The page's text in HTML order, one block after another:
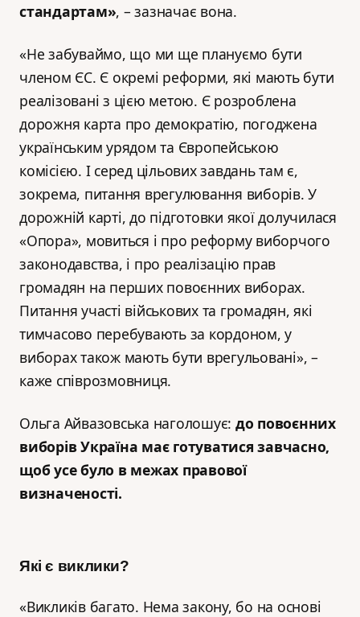
стандартам», – зазначає вона.
«Не забуваймо, що ми ще плануємо бути
членом ЄС. Є окремі реформи, які мають бути
реалізовані з цією метою. Є розроблена
дорожня карта про демократію, погоджена
українським урядом та Європейською
комісією. І серед цільових завдань там є,
зокрема, питання врегулювання виборів. У
дорожній карті, до підготовки якої долучилася
«Опора», мовиться і про реформу виборчого
законодавства, і про реалізацію прав
громадян на перших повоєнних виборах.
Питання участі військових та громадян, які
тимчасово перебувають за кордоном, у
виборах також мають бути врегульовані», –
каже співрозмовниця.
Ольга Айвазовська наголошує: до повоєнних
виборів Україна має готуватися завчасно,
щоб усе було в межах правової
визначеності.
Які є виклики?
«Викликів багато. Нема закону, бо на основі